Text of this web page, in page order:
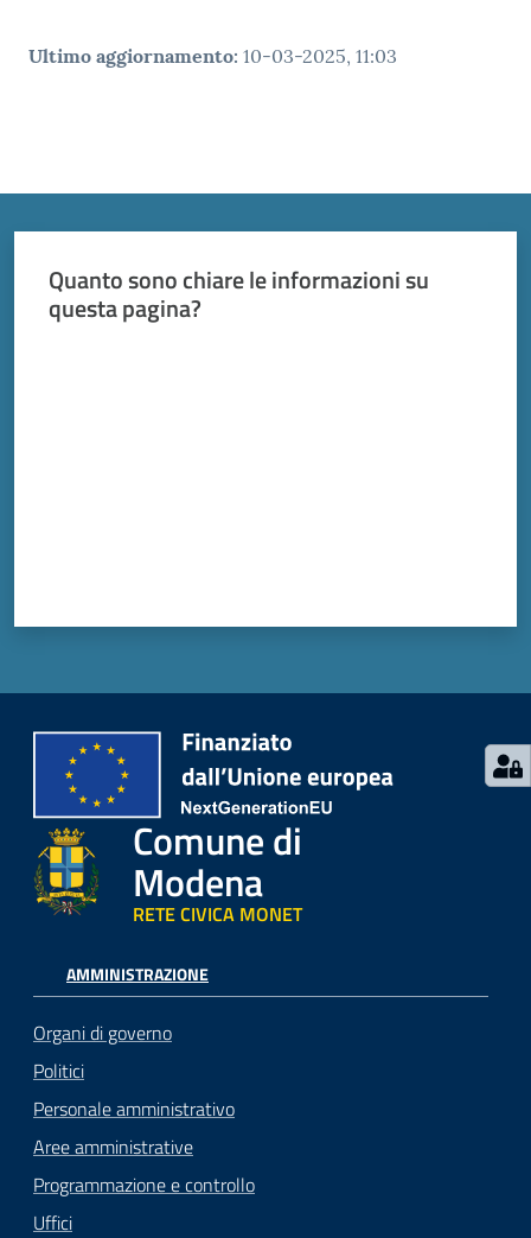
Ultimo aggiornamento: 10-03-2025, 11:03
Quanto sono chiare le informazioni su
questa pagina?
Comune di
Modena
RETE CIVICA MONET
AMMINISTRAZIONE
Organi di governo
Politici
Personale amministrativo
Aree amministrative
Programmazione e controllo
Uffici